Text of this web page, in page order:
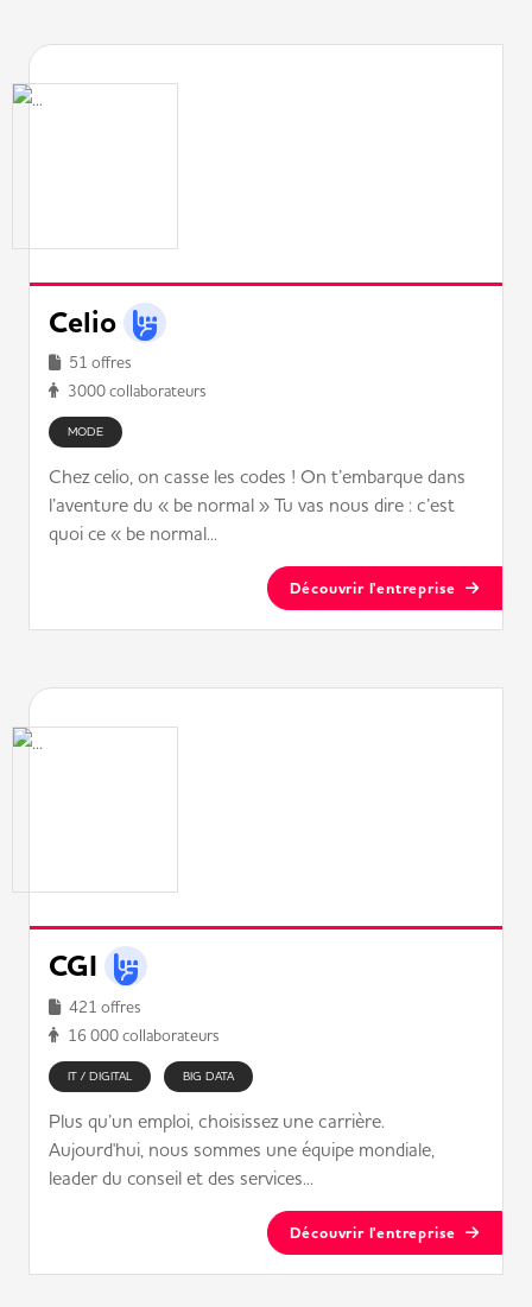
Celio
51 offres
3000 collaborateurs
MODE
Chez celio, on casse les codes ! On t’embarque dans
l’aventure du « be normal » Tu vas nous dire : c’est
quoi ce « be normal...
Découvrir l'entreprise
CGI
421 offres
16 000 collaborateurs
IT / DIGITAL BIG DATA
Plus qu’un emploi, choisissez une carrière.
Aujourd'hui, nous sommes une équipe mondiale,
leader du conseil et des services...
Découvrir l'entreprise